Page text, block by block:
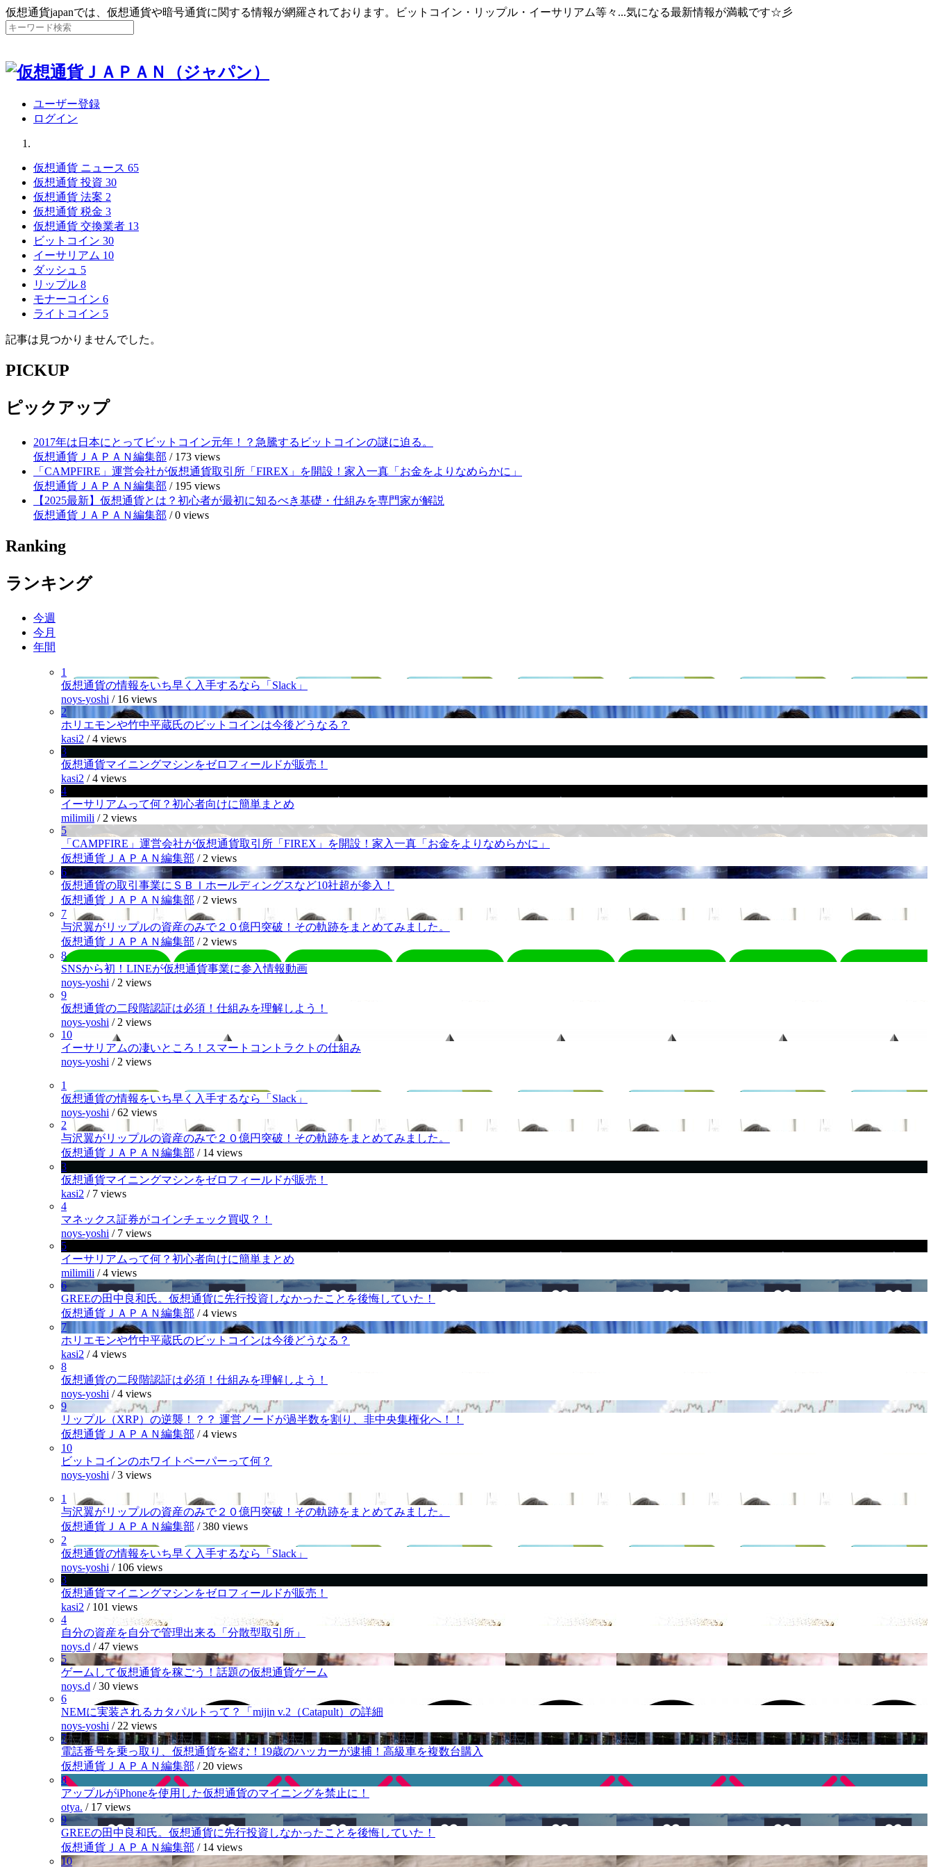
仮想通貨japanでは、仮想通貨や暗号通貨に関する情報が網羅されております。ビットコイン・リップル・イーサリアム等々...気になる最新情報が満載です☆彡
ユーザー登録
ログイン
仮想通貨 ニュース 65
仮想通貨 投資 30
仮想通貨 法案 2
仮想通貨 税金 3
仮想通貨 交換業者 13
ビットコイン 30
イーサリアム 10
ダッシュ 5
リップル 8
モナーコイン 6
ライトコイン 5
記事は見つかりませんでした。
PICKUP
ピックアップ
2017年は日本にとってビットコイン元年！？急騰するビットコインの謎に迫る。
仮想通貨ＪＡＰＡＮ編集部 / 173 views
「CAMPFIRE」運営会社が仮想通貨取引所「FIREX」を開設！家入一真「お金をよりなめらかに」
仮想通貨ＪＡＰＡＮ編集部 / 195 views
【2025最新】仮想通貨とは？初心者が最初に知るべき基礎・仕組みを専門家が解説
仮想通貨ＪＡＰＡＮ編集部 /0 views
Ranking
ランキング
今週
今月
年間
1
仮想通貨の情報をいち早く入手するなら「Slack」
noys-yoshi / 16 views
2
ホリエモンや竹中平蔵氏のビットコインは今後どうなる？
kasi2 /4 views
3
仮想通貨マイニングマシンをゼロフィールドが販売！
kasi2 /4 views
4
イーサリアムって何？初心者向けに簡単まとめ
milimili / 2 views
5
「CAMPFIRE」運営会社が仮想通貨取引所「FIREX」を開設！家入一真「お金をよりなめらかに」
仮想通貨ＪＡＰＡＮ編集部 / 2 views
6
仮想通貨の取引事業にＳＢＩホールディングスなど10社超が参入！
仮想通貨ＪＡＰＡＮ編集部 / 2 views
7
与沢翼がリップルの資産のみで２０億円突破！その軌跡をまとめてみました。
仮想通貨ＪＡＰＡＮ編集部 / 2 views
8
SNSから初！LINEが仮想通貨事業に参入情報動画
noys-yoshi / 2 views
9
仮想通貨の二段階認証は必須！仕組みを理解しよう！
noys-yoshi / 2 views
10
イーサリアムの凄いところ！スマートコントラクトの仕組み
noys-yoshi / 2 views
1
仮想通貨の情報をいち早く入手するなら「Slack」
noys-yoshi /62 views
2
与沢翼がリップルの資産のみで２０億円突破！その軌跡をまとめてみました。
仮想通貨ＪＡＰＡＮ編集部 / 14 views
3
仮想通貨マイニングマシンをゼロフィールドが販売！
kasi2 / 7 views
4
マネックス証券がコインチェック買収？！
noys-yoshi / 7 views
5
イーサリアムって何？初心者向けに簡単まとめ
milimili /4 views
6
GREEの田中良和氏。仮想通貨に先行投資しなかったことを後悔していた！
仮想通貨ＪＡＰＡＮ編集部 /4 views
7
ホリエモンや竹中平蔵氏のビットコインは今後どうなる？
kasi2 /4 views
8
仮想通貨の二段階認証は必須！仕組みを理解しよう！
noys-yoshi /4 views
9
リップル（XRP）の逆襲！？？ 運営ノードが過半数を割り、非中央集権化へ！！
仮想通貨ＪＡＰＡＮ編集部 /4 views
10
ビットコインのホワイトペーパーって何？
noys-yoshi /3 views
1
与沢翼がリップルの資産のみで２０億円突破！その軌跡をまとめてみました。
仮想通貨ＪＡＰＡＮ編集部 /380 views
2
仮想通貨の情報をいち早く入手するなら「Slack」
noys-yoshi / 106 views
3
仮想通貨マイニングマシンをゼロフィールドが販売！
kasi2 / 101 views
4
自分の資産を自分で管理出来る「分散型取引所」
noys.d /47 views
5
ゲームして仮想通貨を稼ごう！話題の仮想通貨ゲーム
noys.d /30 views
6
NEMに実装されるカタパルトって？「mijin v.2（Catapult）の詳細
noys-yoshi / 22 views
7
電話番号を乗っ取り、仮想通貨を盗む！19歳のハッカーが逮捕！高級車を複数台購入
仮想通貨ＪＡＰＡＮ編集部 / 20 views
8
アップルがiPhoneを使用した仮想通貨のマイニングを禁止に！
otya. / 17 views
9
GREEの田中良和氏。仮想通貨に先行投資しなかったことを後悔していた！
仮想通貨ＪＡＰＡＮ編集部 / 14 views
10